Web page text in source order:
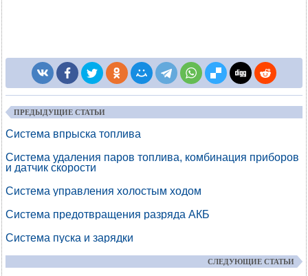
ПРЕДЫДУЩИЕ СТАТЬИ
Система впрыска топлива
Система удаления паров топлива, комбинация приборов
и датчик скорости
Система управления холостым ходом
Система предотвращения разряда АКБ
Система пуска и зарядки
СЛЕДУЮЩИЕ СТАТЬИ